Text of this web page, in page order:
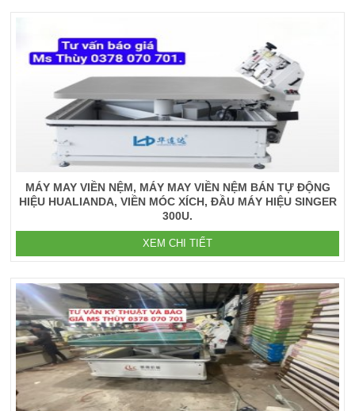
MÁY MAY VIỀN NỆM, MÁY MAY VIỀN NỆM BÁN TỰ ĐỘNG
HIỆU HUALIANDA, VIỀN MÓC XÍCH, ĐẦU MÁY HIỆU SINGER
300U.
XEM CHI TIẾT